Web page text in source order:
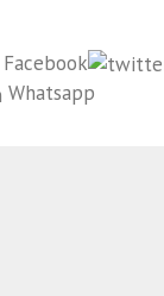
Facebook
Whatsapp